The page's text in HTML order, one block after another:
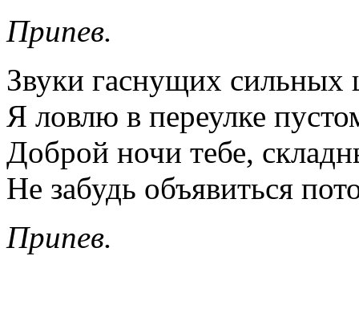
Припев.
Звуки гаснущих сильных
Я ловлю в переулке
Доброй ночи тебе,
Не забудь объявиться
Припев.